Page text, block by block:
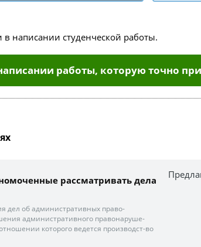
написании студенческой работы.
работы, которую точно
рассматривать дела
дел об административных право-
административного правонаруше-
которого ведется производст-во